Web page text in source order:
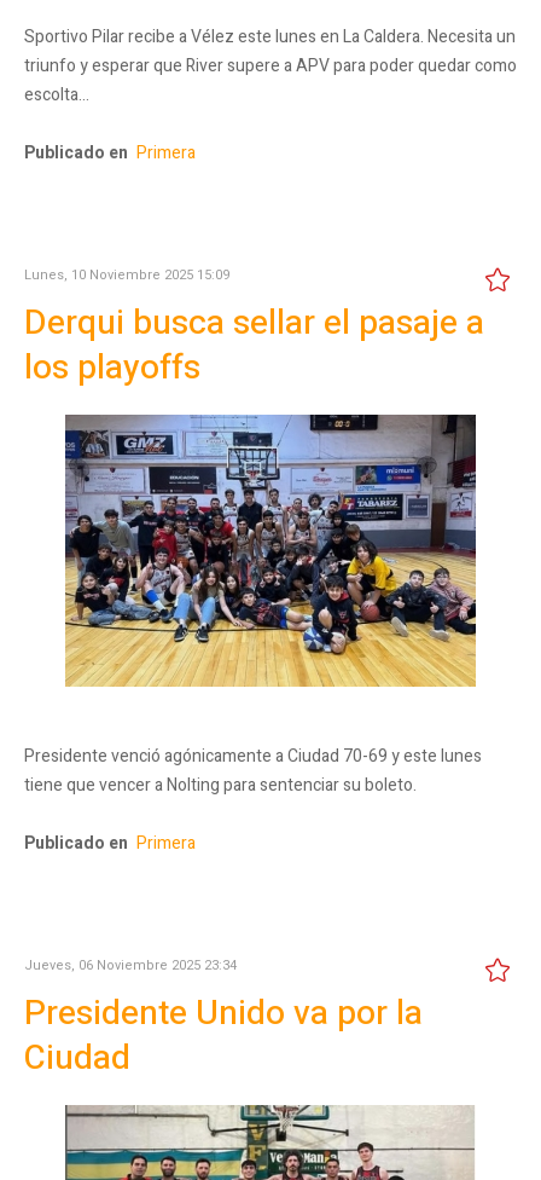
Sportivo Pilar recibe a Vélez este lunes en La Caldera. Necesita un
triunfo y esperar que River supere a APV para poder quedar como
escolta…
Publicado en Primera
Lunes, 10 Noviembre 2025 15:09
Derqui busca sellar el pasaje a
los playoffs
Presidente venció agónicamente a Ciudad 70-69 y este lunes
tiene que vencer a Nolting para sentenciar su boleto.
Publicado en Primera
Jueves, 06 Noviembre 2025 23:34
Presidente Unido va por la
Ciudad